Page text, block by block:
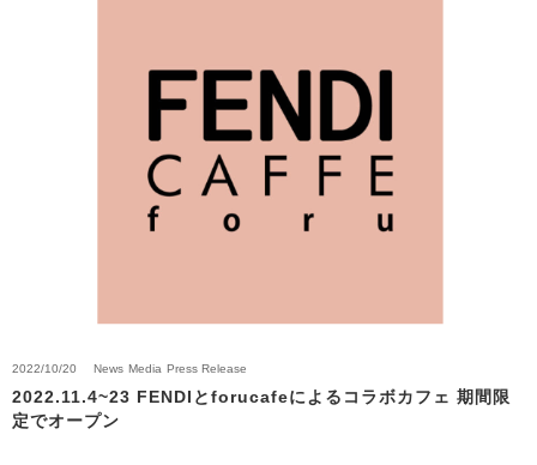
2022/10/20 News Media Press Release
2022.11.4~23 FENDIとforucafeによるコラボカフェ 期間限
定でオープン